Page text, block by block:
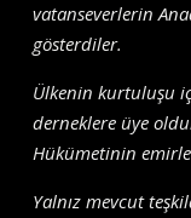
vatanseverlerin
gösterdiler.
Ülkenin kurtuluşu
derneklere üye
Hükümetinin
Yalnız mevcut